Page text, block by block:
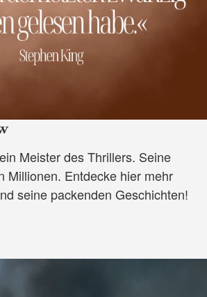
Meister des Thrillers. Seine
Millionen. Entdecke hier mehr
seine packenden Geschichten!